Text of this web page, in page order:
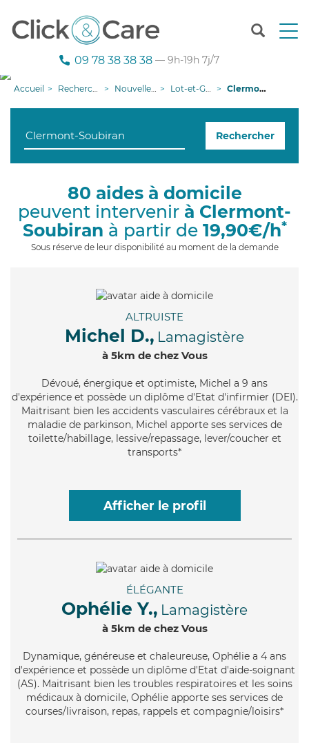
T
n
g
i
09 78 38 38 38 — 9h-19h 7j/7
Accueil Recherche aide à domicile Nouvelle-Aquitaine Lot-et-Garonne Clermont-Soubiran
Rechercher
80 aides à domicile
peuvent intervenir à Clermont-
Soubiran à partir de 19,90€/h*
Sous réserve de leur disponibilité au moment de la demande
ALTRUISTE
Michel D., Lamagistère
à 5km de chez Vous
Dévoué, énergique et optimiste, Michel a 9 ans
d'expérience et possède un diplôme d'Etat d'infirmier (DEI).
Maitrisant bien les accidents vasculaires cérébraux et la
maladie de parkinson, Michel apporte ses services de
toilette/habillage, lessive/repassage, lever/coucher et
transports*
Afficher le profil
ÉLÉGANTE
Ophélie Y., Lamagistère
à 5km de chez Vous
Dynamique, généreuse et chaleureuse, Ophélie a 4 ans
d'expérience et possède un diplôme d'Etat d'aide-soignant
(AS). Maitrisant bien les troubles respiratoires et les soins
médicaux à domicile, Ophélie apporte ses services de
courses/livraison, repas, rappels et compagnie/loisirs*